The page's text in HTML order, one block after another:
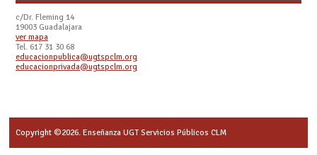
c/Dr. Fleming 14
19003 Guadalajara
ver mapa
Tel. 617 31 30 68
educacionpublica@ugtspclm.org
educacionprivada@ugtspclm.org
Copyright ©2026. Enseñanza UGT Servicios Públicos CLM